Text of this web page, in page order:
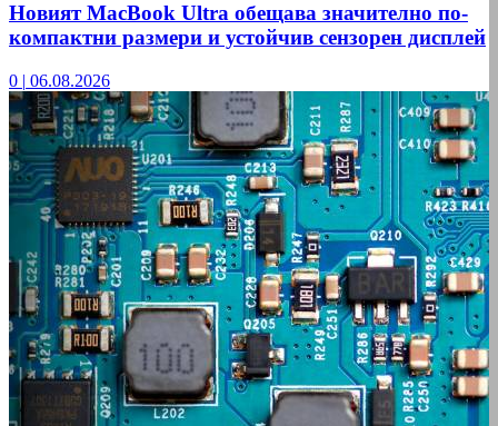
Новият MacBook Ultra обещава значително по-
компактни размери и устойчив сензорен дисплей
0 | 06.08.2026